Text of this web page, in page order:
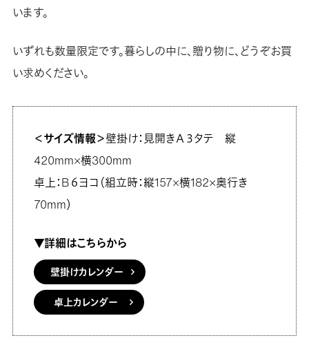
います。
いずれも数量限定です。暮らしの中に、贈り物に、どうぞお買
い求めください。
＜サイズ情報＞壁掛け：見開きＡ３タテ 縦
420mm×横300mm
卓上：B６ヨコ（組立時：縦157×横182×奥行き
70mm）
▼詳細はこちらから
壁掛けカレンダー
卓上カレンダー